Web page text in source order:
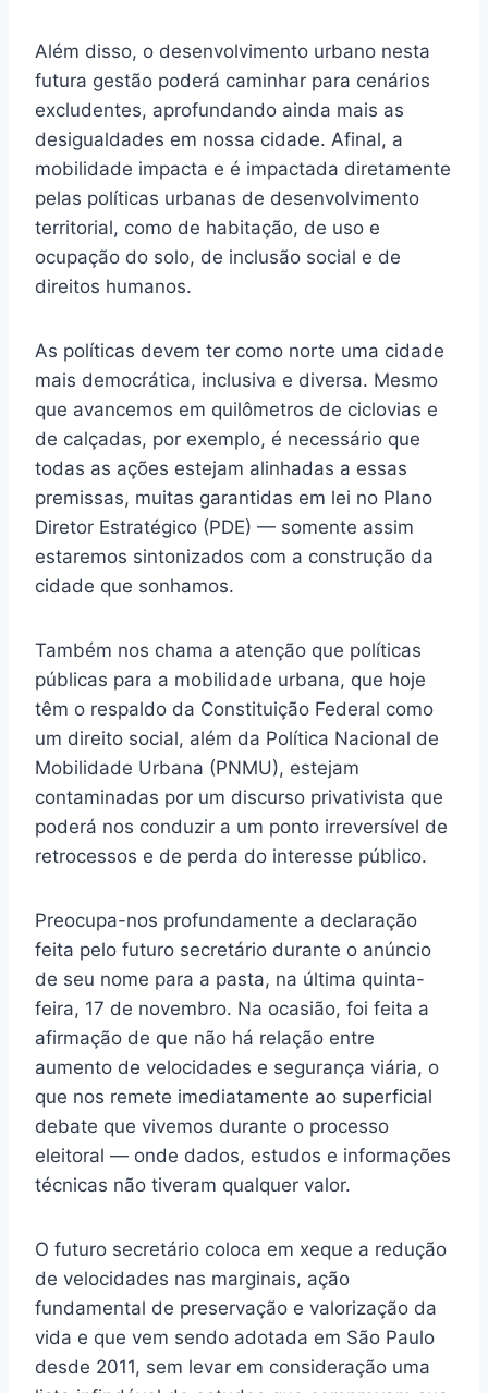
Além disso, o desenvolvimento urbano nesta
futura gestão poderá caminhar para cenários
excludentes, aprofundando ainda mais as
desigualdades em nossa cidade. Afinal, a
mobilidade impacta e é impactada diretamente
pelas políticas urbanas de desenvolvimento
territorial, como de habitação, de uso e
ocupação do solo, de inclusão social e de
direitos humanos.
As políticas devem ter como norte uma cidade
mais democrática, inclusiva e diversa. Mesmo
que avancemos em quilômetros de ciclovias e
de calçadas, por exemplo, é necessário que
todas as ações estejam alinhadas a essas
premissas, muitas garantidas em lei no Plano
Diretor Estratégico (PDE) — somente assim
estaremos sintonizados com a construção da
cidade que sonhamos.
Também nos chama a atenção que políticas
públicas para a mobilidade urbana, que hoje
têm o respaldo da Constituição Federal como
um direito social, além da Política Nacional de
Mobilidade Urbana (PNMU), estejam
contaminadas por um discurso privativista que
poderá nos conduzir a um ponto irreversível de
retrocessos e de perda do interesse público.
Preocupa-nos profundamente a declaração
feita pelo futuro secretário durante o anúncio
de seu nome para a pasta, na última quinta-
feira, 17 de novembro. Na ocasião, foi feita a
afirmação de que não há relação entre
aumento de velocidades e segurança viária, o
que nos remete imediatamente ao superficial
debate que vivemos durante o processo
eleitoral — onde dados, estudos e informações
técnicas não tiveram qualquer valor.
O futuro secretário coloca em xeque a redução
de velocidades nas marginais, ação
fundamental de preservação e valorização da
vida e que vem sendo adotada em São Paulo
desde 2011, sem levar em consideração uma